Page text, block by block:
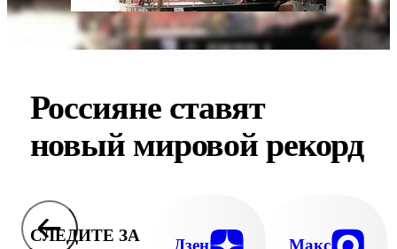
Россияне ставят
новый мировой рекорд
СЛЕДИТЕ ЗА
Дзен Макс